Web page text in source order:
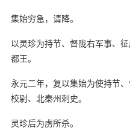
集始穷急，请降。
以灵珍为持节、督陇右军事、
都王。
永元二年，复以集始为使持节
校尉、北秦州刺史。
灵珍后为虏所杀。